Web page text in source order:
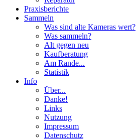
Praxisberichte
Sammeln
Was sind alte Kameras wert?
Was sammeln?
Alt gegen neu
Kaufberatung
Am Rande...
Statistik
Info
Über...
Danke!
Links
Nutzung
Impressum
Datenschutz